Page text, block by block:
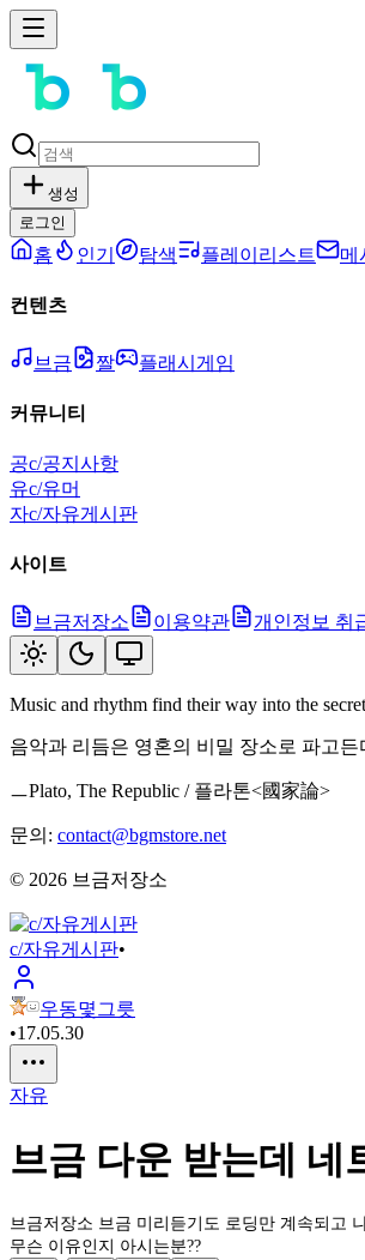
생성
로그인
홈 인기 탐색 플레이리스트 메
컨텐츠
브금 짤 플래시게임
커뮤니티
공c/공지사항
유c/유머
자c/자유게시판
사이트
브금저장소 이용약관 개인정보 취
Music and rhythm find their way into the
음악과 리듬은 영혼의 비밀 장소로 파고든
ㅡPlato, The Republic / 플라톤<國家論>
문의: contact@bgmstore.net
© 2026 브금저장소
c/자유게시판•
우동몇그릇
•17.05.30
자유
브금 다운 받는데 네
브금저장소 브금 미리듣기도 로딩만 계속되고
무슨 이유인지 아시는분??